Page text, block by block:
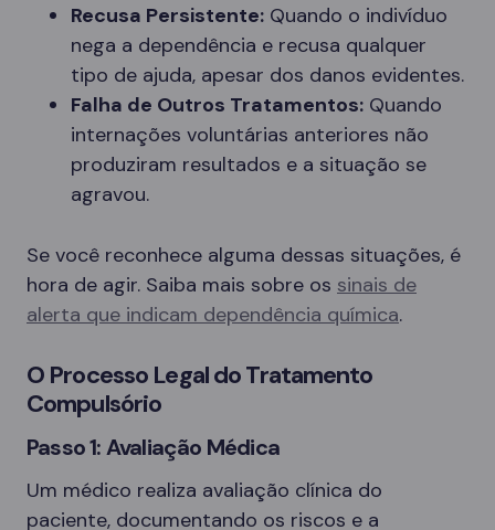
Recusa Persistente: Quando o indivíduo
nega a dependência e recusa qualquer
tipo de ajuda, apesar dos danos evidentes.
Falha de Outros Tratamentos: Quando
internações voluntárias anteriores não
produziram resultados e a situação se
agravou.
Se você reconhece alguma dessas situações, é
hora de agir. Saiba mais sobre os sinais de
alerta que indicam dependência química.
O Processo Legal do Tratamento
Compulsório
Passo 1: Avaliação Médica
Um médico realiza avaliação clínica do
paciente, documentando os riscos e a